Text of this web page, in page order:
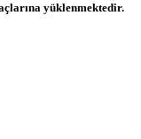
yüklenmektedir.